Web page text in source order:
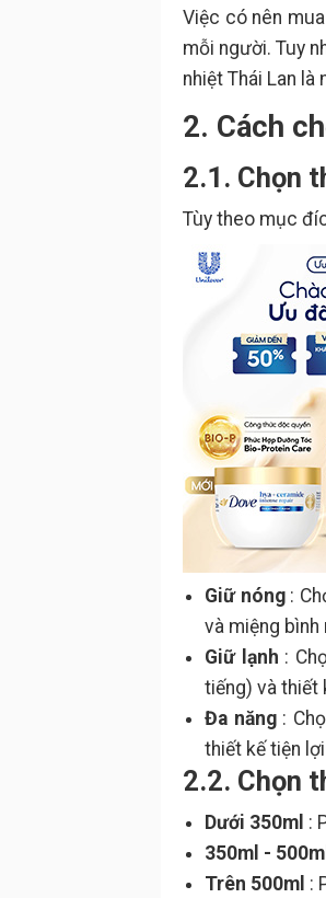
Việc có nên
mỗi người. Tuy
nhiệt Thái Lan
2. Cách
2.1. Chọn
Tùy theo mục
Giữ nóng:
và miệng
Giữ lạnh :
tiếng) và thiết
Đa năng:
thiết kế tiện
2.2. Chọn
Dưới 350ml :
350ml - 500ml
Trên 500ml :